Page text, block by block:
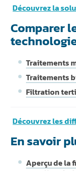
Découvrez la
Comparer
Traitements
Traitements
Filtration
Découvrez les
En savoir
Aperçu de